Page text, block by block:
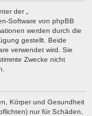
der „
Software von phpBB
werden durch die
gestellt. Beide
verwendet wird. Sie
Zwecke nicht
Körper und Gesundheit
nur für Schäden,